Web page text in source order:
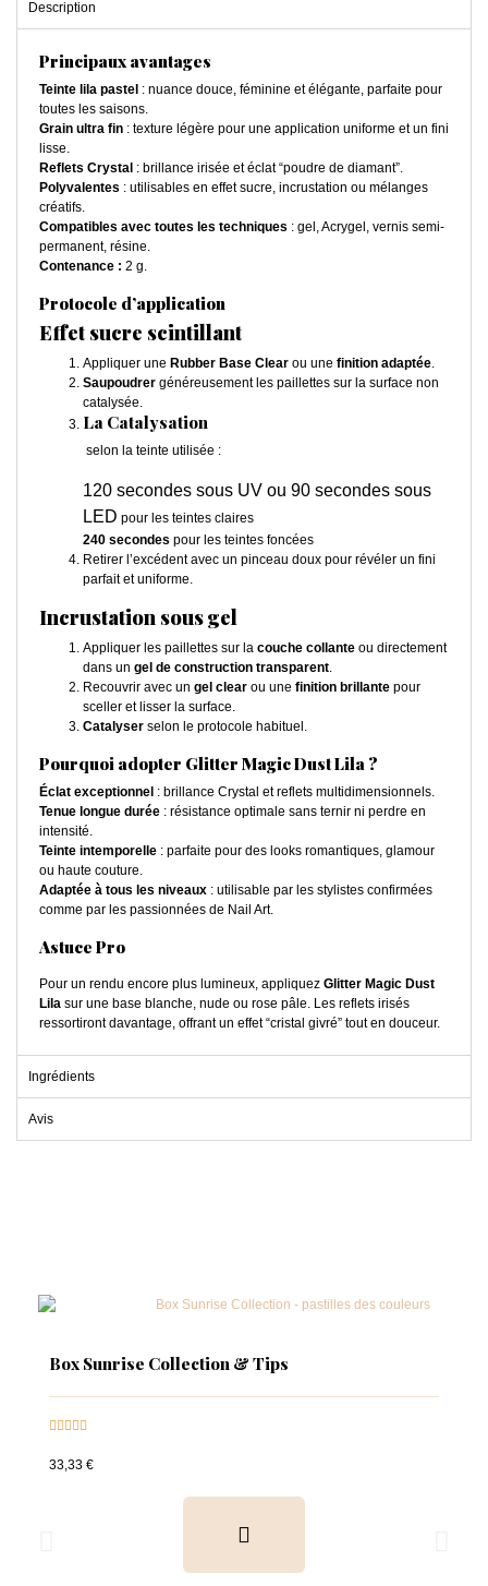
Description
Principaux avantages
Teinte lila pastel : nuance douce, féminine et élégante, parfaite pour
toutes les saisons.
Grain ultra fin : texture légère pour une application uniforme et un fini
lisse.
Reflets Crystal : brillance irisée et éclat “poudre de diamant”.
Polyvalentes : utilisables en effet sucre, incrustation ou mélanges
créatifs.
Compatibles avec toutes les techniques : gel, Acrygel, vernis semi-
permanent, résine.
Contenance : 2 g.
Protocole d’application
Effet sucre scintillant
Appliquer une Rubber Base Clear ou une finition adaptée.
Saupoudrer généreusement les paillettes sur la surface non
catalysée.
La Catalysation
selon la teinte utilisée :
120 secondes sous UV ou 90 secondes sous
LED pour les teintes claires
240 secondes pour les teintes foncées
Retirer l’excédent avec un pinceau doux pour révéler un fini
parfait et uniforme.
Incrustation sous gel
Appliquer les paillettes sur la couche collante ou directement
dans un gel de construction transparent.
Recouvrir avec un gel clear ou une finition brillante pour
sceller et lisser la surface.
Catalyser selon le protocole habituel.
Pourquoi adopter Glitter Magic Dust Lila ?
Éclat exceptionnel : brillance Crystal et reflets multidimensionnels.
Tenue longue durée : résistance optimale sans ternir ni perdre en
intensité.
Teinte intemporelle : parfaite pour des looks romantiques, glamour
ou haute couture.
Adaptée à tous les niveaux : utilisable par les stylistes confirmées
comme par les passionnées de Nail Art.
Astuce Pro
Pour un rendu encore plus lumineux, appliquez Glitter Magic Dust
Lila sur une base blanche, nude ou rose pâle. Les reflets irisés
ressortiront davantage, offrant un effet “cristal givré” tout en douceur.
Ingrédients
Avis
Box Sunrise Collection & Tips

33,33 €